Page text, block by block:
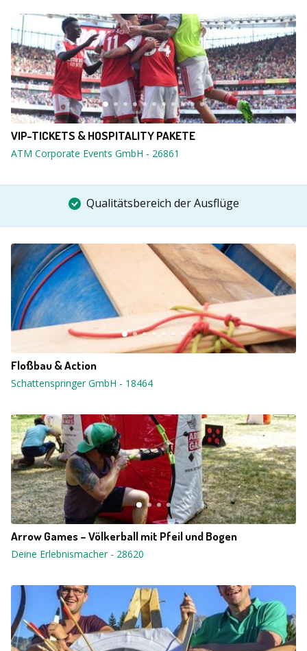
VIP-TICKETS & HOSPITALITY PAKETE
ATM Corporate Events GmbH - 26861
Qualitätsbereich der Ausflüge
Floßbau & Action
Schattenspringer GmbH - 18464
Arrow Games – Völkerball mit Pfeil und Bogen
Deine Erlebnismacher- 28620